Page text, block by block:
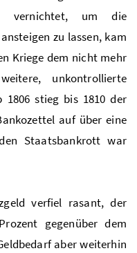
vernichtet, um die
zu lassen, kam
Kriege dem nicht mehr
unkontrollierte
1806 stieg bis 1810 der
auf über eine
Staatsbankrott war
verfiel rasant, der
gegenüber dem
aber weiterhin